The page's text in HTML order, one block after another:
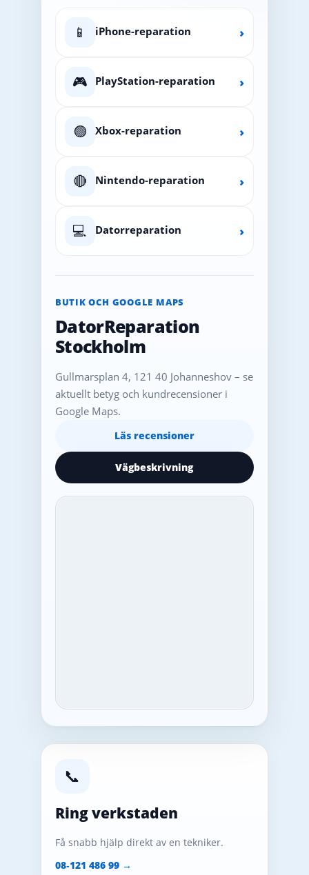
📱 iPhone-reparation ›
🎮 PlayStation-reparation ›
🟢 Xbox-reparation ›
🔴 Nintendo-reparation ›
💻 Datorreparation ›
BUTIK OCH GOOGLE MAPS
DatorReparation
Stockholm
Gullmarsplan 4, 121 40 Johanneshov – se
aktuellt betyg och kundrecensioner i
Google Maps.
Läs recensioner
Vägbeskrivning
📞
Ring verkstaden
Få snabb hjälp direkt av en tekniker.
08‑121 486 99 →